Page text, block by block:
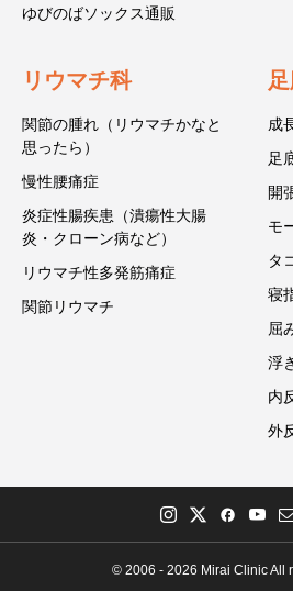
ゆびのばソックス通販
リウマチ科
関節の腫れ（リウマチかなと
思ったら）
慢性腰痛症
炎症性腸疾患（潰瘍性大腸
炎・クローン病など）
リウマチ性多発筋痛症
関節リウマチ
成
足
開
モ
タ
寝
屈
浮
内
外
© 2006 - 2026 Mirai Clinic All